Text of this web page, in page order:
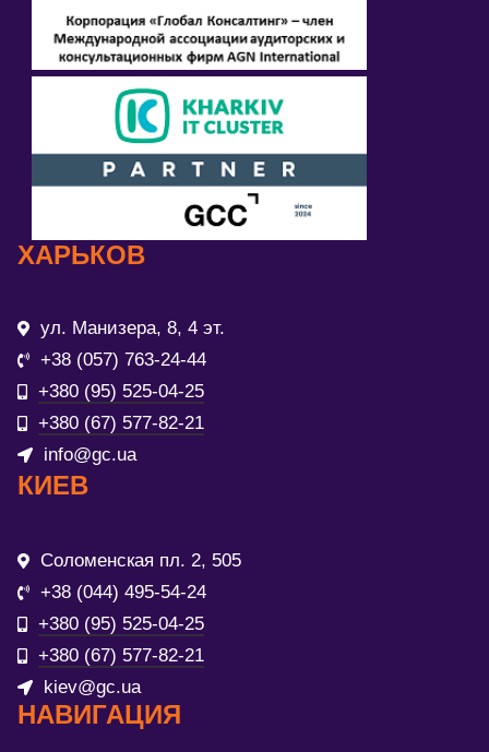
ХАРЬКОВ
ул. Манизера, 8, 4 эт.
+38 (057) 763-24-44
+380 (95) 525-04-25
+380 (67) 577-82-21
info@gc.ua
КИЕВ
Соломенская пл. 2, 505
+38 (044) 495-54-24
+380 (95) 525-04-25
+380 (67) 577-82-21
kiev@gc.ua
НАВИГАЦИЯ